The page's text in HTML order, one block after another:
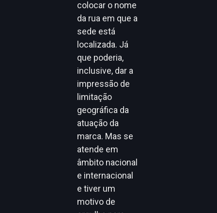
colocar o nome
da rua em que a
sede está
localizada. Já
que poderia,
inclusive, dar a
impressão de
limitação
geográfica da
atuação da
marca. Mas se
atende em
âmbito nacional
e internacional
e tiver um
motivo de